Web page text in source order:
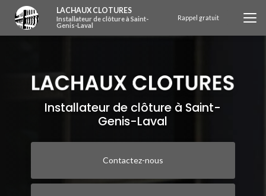
contenu
principal
LACHAUX CLOTURES
Installateur de clôture à Saint-
Genis-Laval
Rappel gratuit
Installateur de clôture à Saint-
Genis-Laval
Contactez-nous